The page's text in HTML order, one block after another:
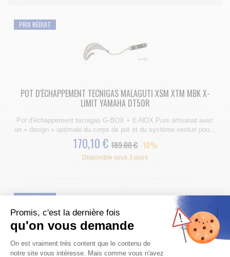
PRIX RÉDUIT
POT D'ÉCHAPPEMENT TECNIGAS MALAGUTI XSM XTM MBK X-
LIMIT YAMAHA DT50R
Pot d'échappement tecnigas G-BOX + E-NOX Pure artisanat avec
un « design » optimale du corps de pot et du système venturi pou...
170,10 € 189.00 € -10%
Disponible sous 3 jours
PRIX RÉDUIT
Promis, c'est la dernière fois
qu'on vous demande
Plateforme de Gestion du
On est vraiment très content que le contenu de
notre site vous intéresse. Mais comme vous n'avez